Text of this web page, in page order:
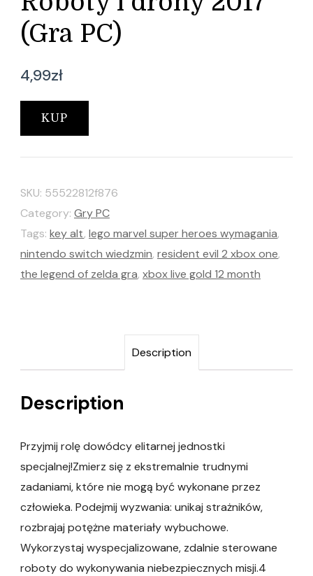
(Gra PC)
4,99zł
KUP
SKU: 55522812f876
Category: Gry PC
Tags: key alt, lego marvel super heroes wymagania,
nintendo switch wiedzmin, resident evil 2 xbox one,
the legend of zelda gra, xbox live gold 12 month
Description
Description
Przyjmij rolę dowódcy elitarnej jednostki
specjalnej!Zmierz się z ekstremalnie trudnymi
zadaniami, które nie mogą być wykonane przez
człowieka. Podejmij wyzwania: unikaj strażników,
rozbrajaj potężne materiały wybuchowe.
Wykorzystaj wyspecjalizowane, zdalnie sterowane
roboty do wykonywania niebezpiecznych misji.4